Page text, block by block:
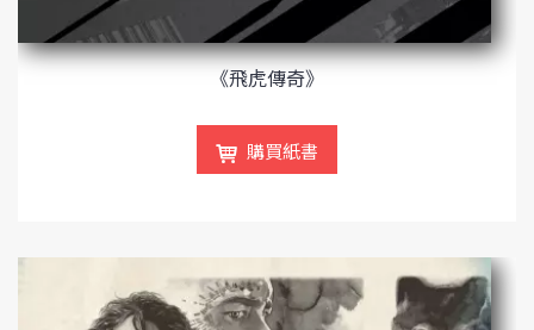
《飛虎傳奇》
購買紙書